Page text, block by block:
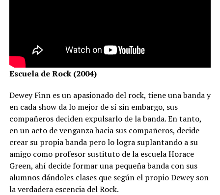
Escuela de Rock (2004)
Dewey Finn es un apasionado del rock, tiene una banda y
en cada show da lo mejor de sí sin embargo, sus
compañeros deciden expulsarlo de la banda. En tanto,
en un acto de venganza hacia sus compañeros, decide
crear su propia banda pero lo logra suplantando a su
amigo como profesor sustituto de la escuela Horace
Green, ahí decide formar una pequeña banda con sus
alumnos dándoles clases que según el propio Dewey son
la verdadera escencia del Rock.